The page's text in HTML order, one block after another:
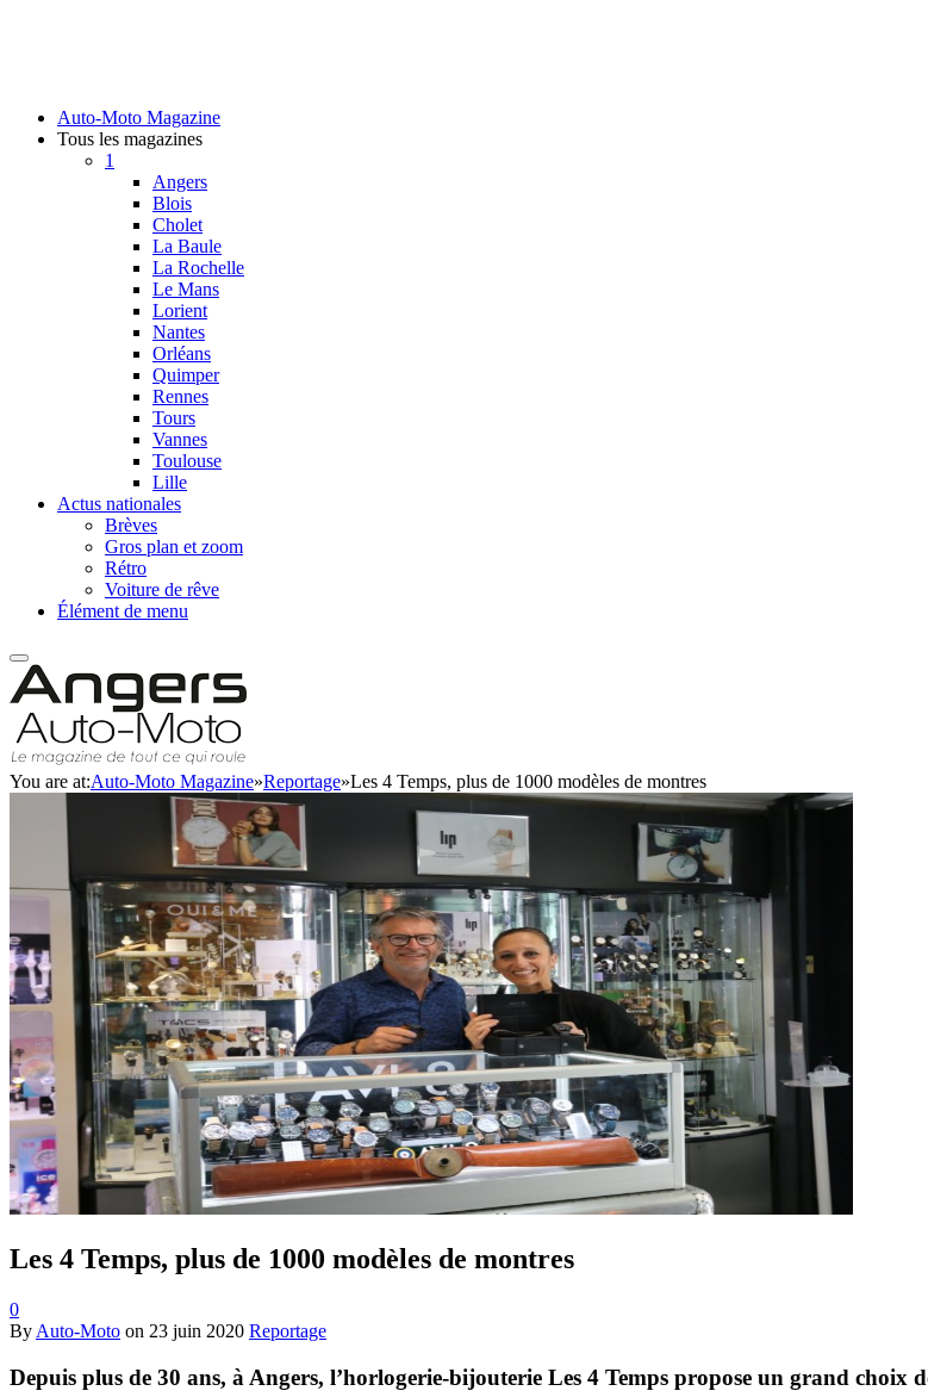
Auto-Moto Magazine
Tous les magazines
1
Angers
Blois
Cholet
La Baule
La Rochelle
Le Mans
Lorient
Nantes
Orléans
Quimper
Rennes
Tours
Vannes
Toulouse
Lille
Actus nationales
Brèves
Gros plan et zoom
Rétro
Voiture de rêve
Élément de menu
You are at:Auto-Moto Magazine»Reportage»Les 4 Temps, plus de 1000 modèles de montres
Les 4 Temps, plus de 1000 modèles de montres
0
By Auto-Moto on 23 juin 2020 Reportage
Depuis plus de 30 ans, à Angers, l’horlogerie-bijouterie Les 4 Temps propose un grand choix